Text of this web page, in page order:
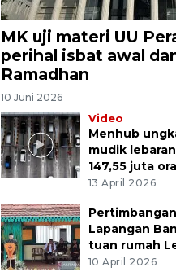
MK uji materi UU
perihal isbat awal
Ramadhan
10 Juni 2026
Video
Menhub
mudik
147,55 juta
13 April 2026
Lapangan
tuan rumah
10 April 2026